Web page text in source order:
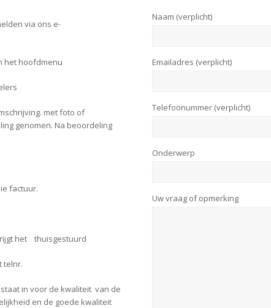
Naam (verplicht)
Emailadres (verplicht)
Telefoonummer (verplicht)
Onderwerp
Uw vraag of opmerking
via ons e-
het hoofdmenu
met foto of
genomen. Na beoordeling
factuur.
het thuisgestuurd
telnr.
in voor de kwaliteit van de
en de goede kwaliteit